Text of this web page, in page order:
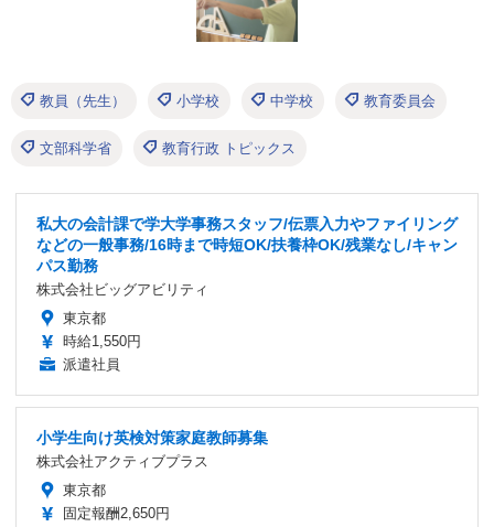
教員（先生） 小学校 中学校 教育委員会
文部科学省 教育行政 トピックス
私大の会計課で学大学事務スタッフ/伝票入力やファイリング
などの一般事務/16時まで時短OK/扶養枠OK/残業なし/キャン
パス勤務
株式会社ビッグアビリティ
東京都
時給1,550円
派遣社員
小学生向け英検対策家庭教師募集
株式会社アクティブプラス
東京都
固定報酬2,650円